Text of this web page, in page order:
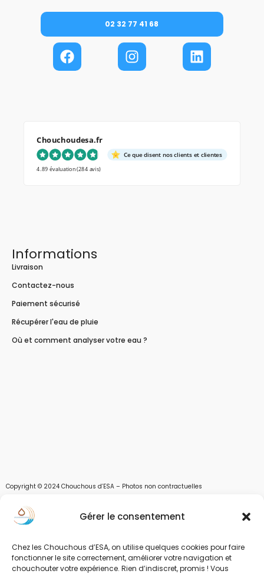
Gérer le consentement
Chez les Chouchous d’ESA, on utilise quelques cookies pour faire
fonctionner le site correctement, améliorer votre navigation et
chouchouter votre expérience. Rien d’indiscret, promis ! Vous
02 32 77 41 68
Chouchoudesa.fr
Ce que disent nos clients et clientes
4.89 évaluation(284 avis)
Informations
Livraison
Contactez-nous
Paiement sécurisé
Récupérer l'eau de pluie
Où et comment analyser votre eau ?
Copyright © 2024 Chouchous d’ESA – Photos non contractuelles
Les chouchous d’Esa vous apportent toutes les solutions pour récupérer l’eau de
pluie, et des moyens pour stocker, filtrer, traiter et potabiliser l’eau d’un forage,
Soleil et Air nous proposons également des équipements pour décontaminer de
l’air par photocatalyse ou plasma froid et des équipements solaires.
www.chouchousdesa.fr est le site de e-commerce de la société ESA Evolutions,